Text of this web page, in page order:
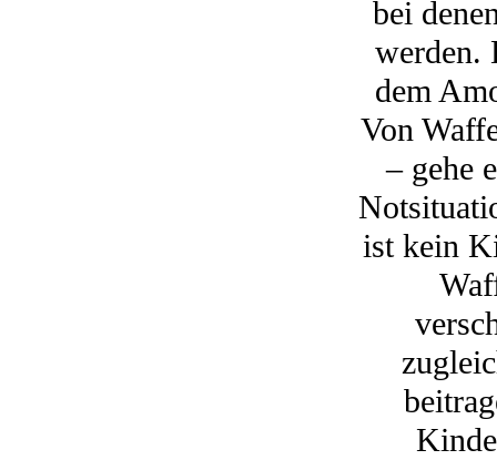
bei
werden.
dem
Von
– gehe
ist kein